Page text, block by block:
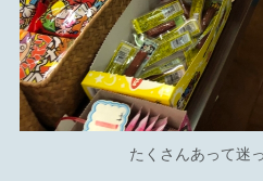
たくさんあって迷